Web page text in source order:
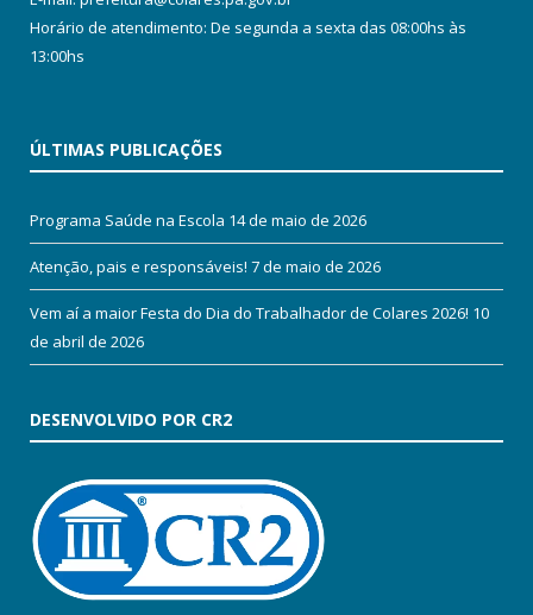
Horário de atendimento: De segunda a sexta das 08:00hs às
13:00hs
ÚLTIMAS PUBLICAÇÕES
Programa Saúde na Escola 14 de maio de 2026
Atenção, pais e responsáveis! 7 de maio de 2026
Vem aí a maior Festa do Dia do Trabalhador de Colares 2026! 10
de abril de 2026
DESENVOLVIDO POR CR2